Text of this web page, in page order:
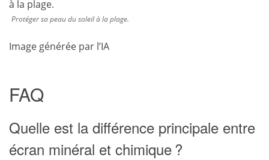
Protéger sa peau du soleil à la plage.
Image générée par l’IA
FAQ
Quelle est la différence principale entre
écran minéral et chimique ?